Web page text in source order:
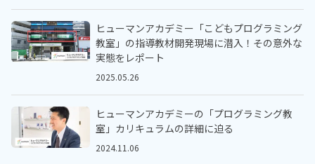
ヒューマンアカデミー「こどもプログラミング
教室」の指導教材開発現場に潜入！その意外な
実態をレポート
2025.05.26
ヒューマンアカデミーの「プログラミング教
室」カリキュラムの詳細に迫る
2024.11.06